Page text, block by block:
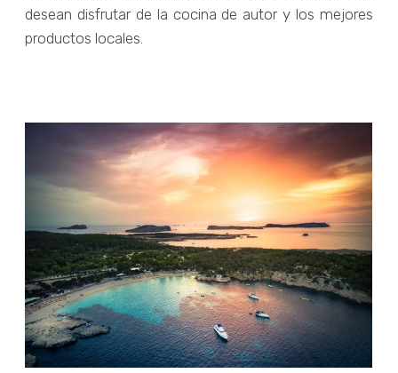
desean disfrutar de la cocina de autor y los mejores
productos locales.